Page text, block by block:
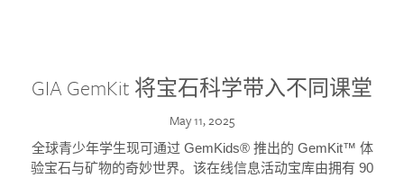
GIA GemKit 将宝石科学带入不同课堂
May 11, 2025
全球青少年学生现可通过 GemKids® 推出的 GemKit™ 体
验宝石与矿物的奇妙世界。该在线信息活动宝库由拥有 90